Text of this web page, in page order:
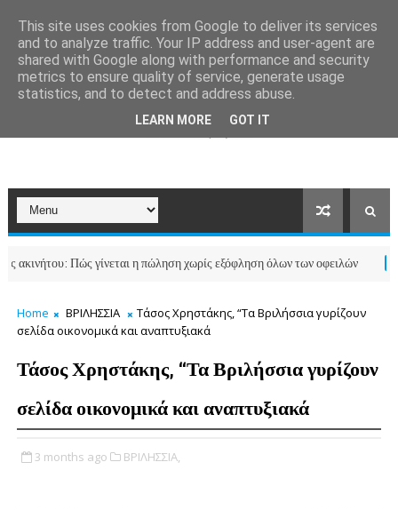
Πώς γίνεται η πώληση χωρίς εξόφληση όλων των οφειλών ΕΛΛΑΔΑ
Home ΒΡΙΛΗΣΣΙΑ
Τάσος Χρηστάκης, “Τα Βριλήσσια γυρίζουν
σελίδα οικονομικά και αναπτυξιακά
Τάσος Χρηστάκης, “Τα Βριλήσσια γυρίζουν
σελίδα οικονομικά και αναπτυξιακά
3 months ago ΒΡΙΛΗΣΣΙΑ,
This site uses cookies from Google to deliver its services
and to analyze traffic. Your IP address and user-agent are
shared with Google along with performance and security
metrics to ensure quality of service, generate usage
statistics, and to detect and address abuse.
LEARN MORE GOT IT